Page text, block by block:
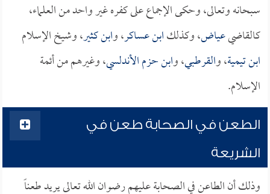
سبحانه وتعالى، وحكى الإجماع على كفره غير واحد من العلماء،
كالقاضيعياض، وكذلكابن عساكر، وابن كثير، وشيخ الإسلام
ابن تيمية، والقرطبي، وابن حزم الأندلسي، وغيرهم من أئمة
الإسلام.
الطعن في الصحابة طعن في
الشريعة
وذلك أن الطاعن في الصحابة عليهم رضوان الله تعالى يريد طعناً